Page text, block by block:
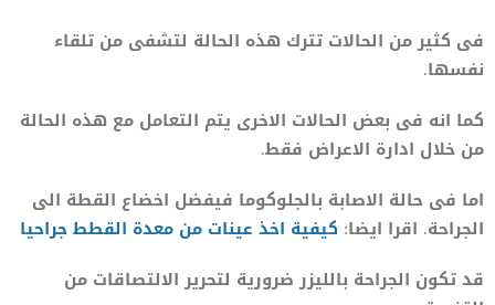
فى كثير من الحالات تترك هذه الحالة لتشفى من تلقاء
نفسها.
كما انه فى بعض الحالات الاخرى يتم التعامل مع هذه الحالة
من خلال ادارة الاعراض فقط.
اما فى حالة الاصابة بالجلوكوما فيفضل اخضاع القطة الى
الجراحة. اقرا ايضا: كيفية اخذ عينات من معدة القطط جراحيا
قد تكون الجراحة بالليزر ضرورية لتحرير الالتصاقات من